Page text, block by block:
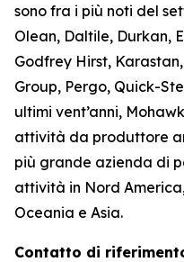
sono fra i più noti del
Olean, Daltile, Durkan,
Godfrey Hirst,
Group, Pergo, Quick-
ultimi vent’anni,
attività da produttore
più grande azienda di
attività in Nord
Oceania e Asia.
Contatto di